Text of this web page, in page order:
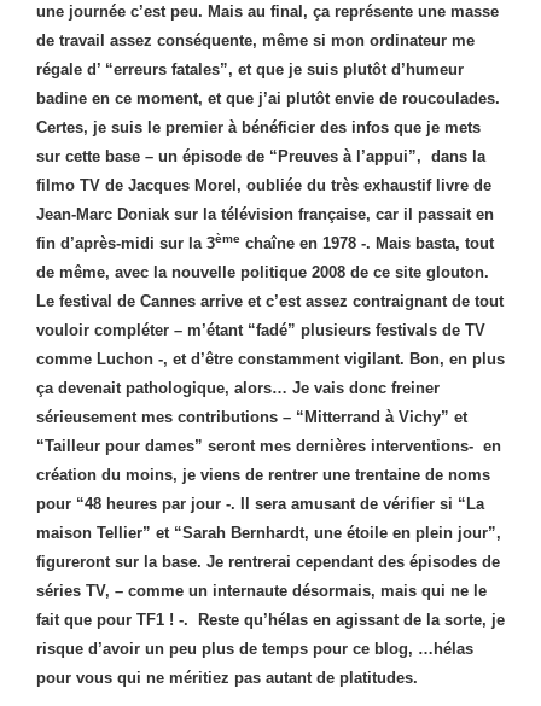
une journée c’est peu. Mais au final, ça représente une masse
de travail assez conséquente, même si mon ordinateur me
régale d’ “erreurs fatales”, et que je suis plutôt d’humeur
badine en ce moment, et que j’ai plutôt envie de roucoulades.
Certes, je suis le premier à bénéficier des infos que je mets
sur cette base – un épisode de “Preuves à l’appui”, dans la
filmo TV de Jacques Morel, oubliée du très exhaustif livre de
Jean-Marc Doniak sur la télévision française, car il passait en
fin d’après-midi sur la 3ème chaîne en 1978 -. Mais basta, tout
de même, avec la nouvelle politique 2008 de ce site glouton.
Le festival de Cannes arrive et c’est assez contraignant de tout
vouloir compléter – m’étant “fadé” plusieurs festivals de TV
comme Luchon -, et d’être constamment vigilant. Bon, en plus
ça devenait pathologique, alors… Je vais donc freiner
sérieusement mes contributions – “Mitterrand à Vichy” et
“Tailleur pour dames” seront mes dernières interventions- en
création du moins, je viens de rentrer une trentaine de noms
pour “48 heures par jour -. Il sera amusant de vérifier si “La
maison Tellier” et “Sarah Bernhardt, une étoile en plein jour”,
figureront sur la base. Je rentrerai cependant des épisodes de
séries TV, – comme un internaute désormais, mais qui ne le
fait que pour TF1 ! -. Reste qu’hélas en agissant de la sorte, je
risque d’avoir un peu plus de temps pour ce blog, …hélas
pour vous qui ne méritiez pas autant de platitudes.